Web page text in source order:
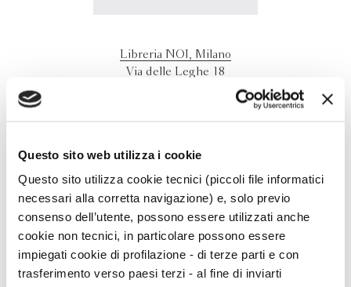
Questo sito web utilizza i cookie
Questo sito utilizza cookie tecnici (piccoli file informatici
necessari alla corretta navigazione) e, solo previo
consenso dell’utente, possono essere utilizzati anche
cookie non tecnici, in particolare possono essere
impiegati cookie di profilazione - di terze parti e con
trasferimento verso paesi terzi - al fine di inviarti
Libreria NOI, Milano
Via delle Leghe 18